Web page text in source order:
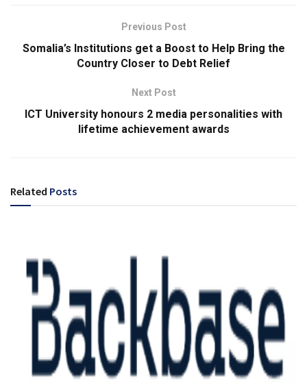
Previous Post
Somalia’s Institutions get a Boost to Help Bring the
Country Closer to Debt Relief
Next Post
ICT University honours 2 media personalities with
lifetime achievement awards
Related Posts